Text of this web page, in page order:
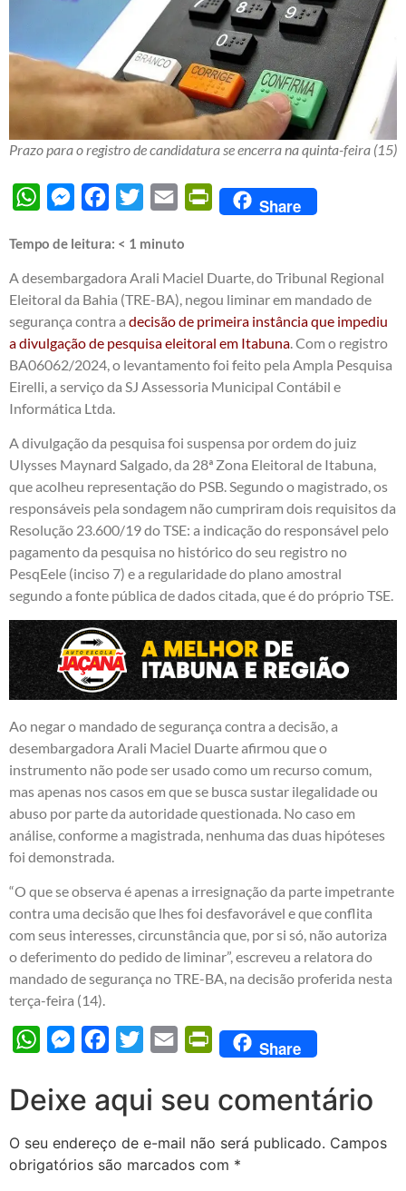
Prazo para o registro de candidatura se encerra na quinta-feira (15)
WhatsAppMessengerFacebook
Twitter Email PrintFriendly
Share
Tempo de leitura: < 1 minuto
A desembargadora Arali Maciel Duarte, do Tribunal Regional
Eleitoral da Bahia (TRE-BA), negou liminar em mandado de
segurança contra a decisão de primeira instância que impediu
a divulgação de pesquisa eleitoral em Itabuna. Com o registro
BA06062/2024, o levantamento foi feito pela Ampla Pesquisa
Eirelli, a serviço da SJ Assessoria Municipal Contábil e
Informática Ltda.
A divulgação da pesquisa foi suspensa por ordem do juiz
Ulysses Maynard Salgado, da 28ª Zona Eleitoral de Itabuna,
que acolheu representação do PSB. Segundo o magistrado, os
responsáveis pela sondagem não cumpriram dois requisitos da
Resolução 23.600/19 do TSE: a indicação do responsável pelo
pagamento da pesquisa no histórico do seu registro no
PesqEele (inciso 7) e a regularidade do plano amostral
segundo a fonte pública de dados citada, que é do próprio TSE.
Ao negar o mandado de segurança contra a decisão, a
desembargadora Arali Maciel Duarte afirmou que o
instrumento não pode ser usado como um recurso comum,
mas apenas nos casos em que se busca sustar ilegalidade ou
abuso por parte da autoridade questionada. No caso em
análise, conforme a magistrada, nenhuma das duas hipóteses
foi demonstrada.
“O que se observa é apenas a irresignação da parte impetrante
contra uma decisão que lhes foi desfavorável e que conflita
com seus interesses, circunstância que, por si só, não autoriza
o deferimento do pedido de liminar”, escreveu a relatora do
mandado de segurança no TRE-BA, na decisão proferida nesta
terça-feira (14).
WhatsAppMessengerFacebook
Twitter Email PrintFriendly
Share
Deixe aqui seu comentário
O seu endereço de e-mail não será publicado. Campos
obrigatórios são marcados com *